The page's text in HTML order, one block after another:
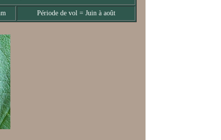
Période de vol = Juin à août